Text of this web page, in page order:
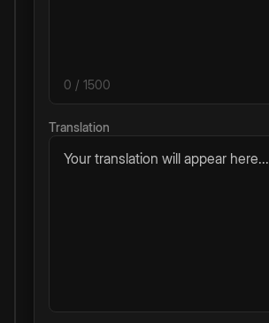
0 / 1500
Translation
Your translation will appear here...